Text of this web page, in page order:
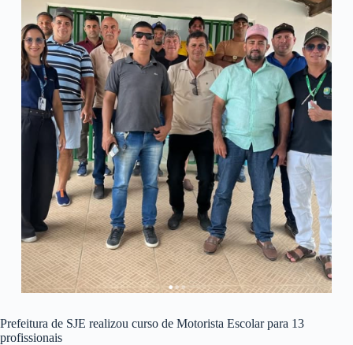
Prefeitura de SJE realizou curso de Motorista Escolar para 13
profissionais